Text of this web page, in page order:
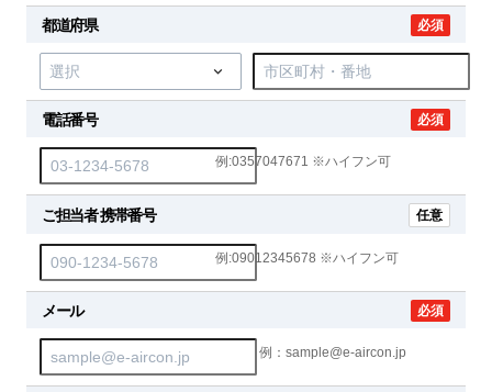
都道府県 必須
電話番号 必須
例:0357047671 ※ハイフン可
ご担当者 携帯番号 任意
例:09012345678 ※ハイフン可
メール 必須
例：sample@e-aircon.jp